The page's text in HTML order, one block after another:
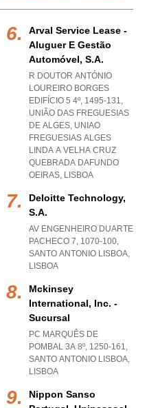
Arval Service Lease -
Aluguer E Gestão
Automóvel, S.a.
R DOUTOR ANTÓNIO
LOUREIRO BORGES
EDIFÍCIO 5 4º, 1495-131,
UNIÃO DAS FREGUESIAS
DE ALGES, UNIAO
FREGUESIAS ALGES
LINDA A VELHA CRUZ
QUEBRADA DAFUNDO
OEIRAS, LISBOA
Deloitte Technology,
S.a.
AV ENGENHEIRO DUARTE
PACHECO 7, 1070-100,
SANTO ANTONIO LISBOA,
LISBOA
Mckinsey
International, Inc. -
Sucursal
PC MARQUÊS DE
POMBAL 3A 8º, 1250-161,
SANTO ANTONIO LISBOA,
LISBOA
Nippon Sanso